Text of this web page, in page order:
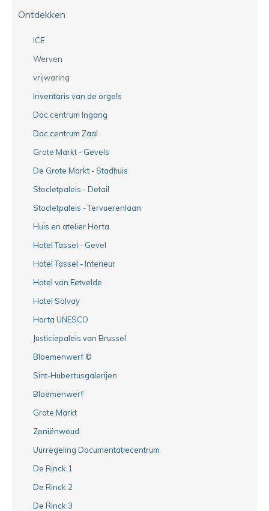
Ontdekken
ICE
Werven
vrijwaring
Inventaris van de orgels
Doc.centrum Ingang
Doc.centrum Zaal
Grote Markt - Gevels
De Grote Markt - Stadhuis
Stocletpaleis - Detail
Stocletpaleis - Tervuerenlaan
Huis en atelier Horta
Hotel Tassel - Gevel
Hotel Tassel - Interieur
Hotel van Eetvelde
Hotel Solvay
Horta UNESCO
Justiciepaleis van Brussel
Bloemenwerf ©
Sint-Hubertusgalerijen
Bloemenwerf
Grote Markt
Zoniënwoud
Uurregeling Documentatiecentrum
De Rinck 1
De Rinck 2
De Rinck 3